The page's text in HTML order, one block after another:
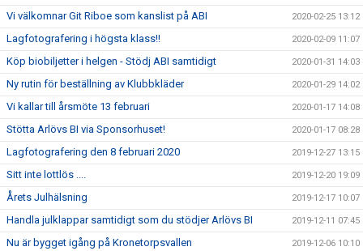
Vi välkomnar Git Riboe som kanslist på ABI 2020-02-25 13:12
Lagfotografering i högsta klass!! 2020-02-09 11:07
Köp biobiljetter i helgen - Stödj ABI samtidigt 2020-01-31 14:03
Ny rutin för beställning av Klubbkläder 2020-01-29 14:02
Vi kallar till årsmöte 13 februari 2020-01-17 14:08
Stötta Arlövs BI via Sponsorhuset! 2020-01-17 08:28
Lagfotografering den 8 februari 2020 2019-12-27 13:15
Sitt inte lottlös .... 2019-12-20 19:09
Årets Julhälsning 2019-12-17 10:07
Handla julklappar samtidigt som du stödjer Arlövs BI 2019-12-11 07:45
Nu är bygget igång på Kronetorpsvallen 2019-12-06 10:10